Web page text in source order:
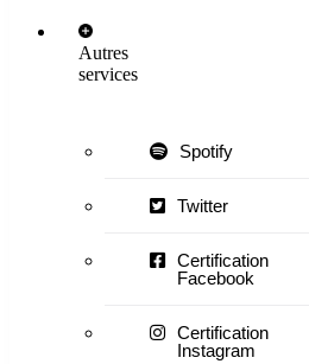
Autres
services
Spotify
Twitter
Certification
Facebook
Certification
Instagram